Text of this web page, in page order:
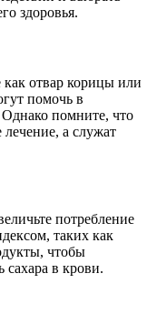
здоровья.
как отвар корицы или
помочь в
Однако помните, что
лечение, а служат
потребление
таких как
чтобы
сахара в крови.